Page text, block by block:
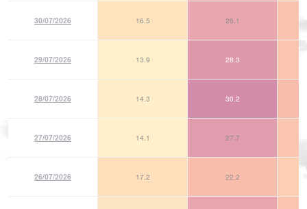
30/07/2026 16.5 26.1
29/07/2026 13.9 28.3
28/07/2026 14.3 30.2
27/07/2026 14.1 27.7
26/07/2026 17.2 22.2